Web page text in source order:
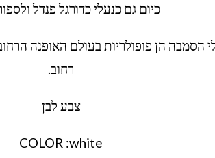
כיום גם כנעלי כדורגל פנדל
הסמבה הן פופולריות בעולם האופנה
רחוב.
צבע לבן
COLOR :white